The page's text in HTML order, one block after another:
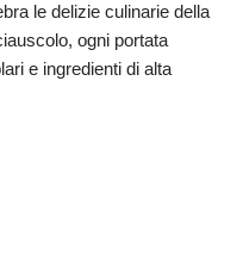
le delizie culinarie della
ogni portata
e ingredienti di alta